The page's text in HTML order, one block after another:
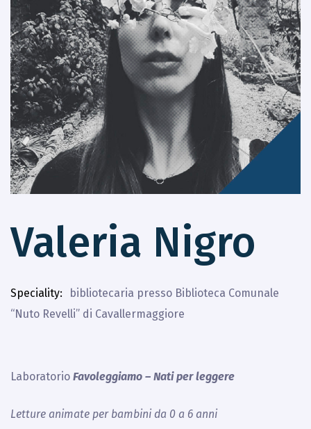
Valeria Nigro
Speciality
bibliotecaria presso Biblioteca Comunale
“Nuto Revelli” di Cavallermaggiore
Laboratorio Favoleggiamo – Nati per leggere
Letture animate per bambini da 0 a 6 anni